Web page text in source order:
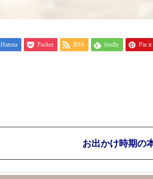
Hatena Pocket RSS feedly Pin it
お出かけ時期の